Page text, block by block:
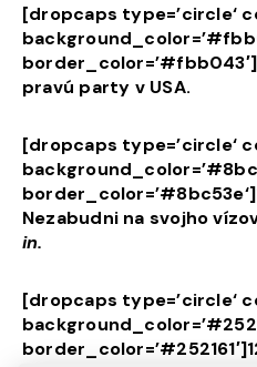
[dropcaps type=’circle‘
pravú party v USA.
[dropcaps type=’circle‘
Nezabudni na svojho
in.
[dropcaps type=’circle‘